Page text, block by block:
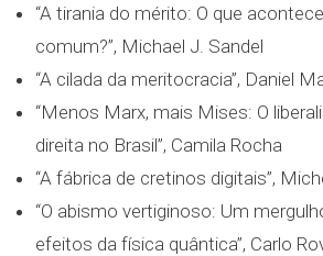
“A tirania do mérito: O que
comum?”, Michael J. Sandel
“A cilada da meritocracia”, Daniel
“Menos Marx, mais Mises: O
direita no Brasil”, Camila Rocha
“A fábrica de cretinos digitais”,
“O abismo vertiginoso: Um
efeitos da física quântica”, Carlo